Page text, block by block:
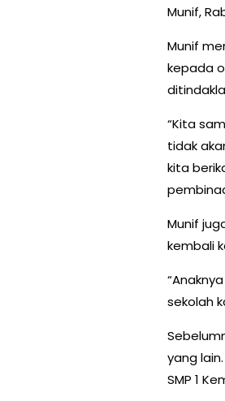
Munif,
Munif
kepada
“Kita
tidak
kita
Munif
kembali
sekolah
yang
SMP 1